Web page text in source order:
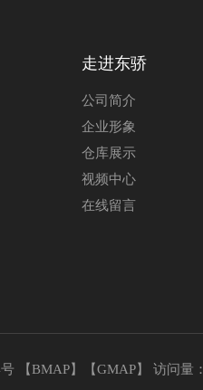
走进东骄
公司简介
企业形象
仓库展示
视频中心
在线留言
【BMAP】【GMAP】 访问量：